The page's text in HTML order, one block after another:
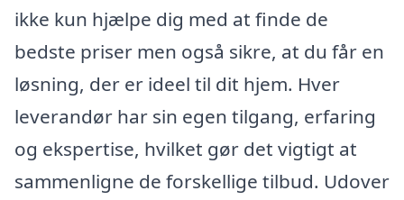
ikke kun hjælpe dig med at finde de
bedste priser men også sikre, at du får en
løsning, der er ideel til dit hjem. Hver
leverandør har sin egen tilgang, erfaring
og ekspertise, hvilket gør det vigtigt at
sammenligne de forskellige tilbud. Udover